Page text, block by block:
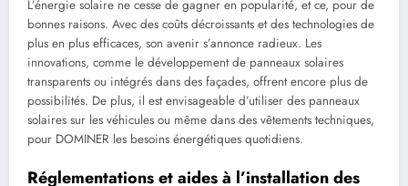
L’énergie solaire ne cesse de gagner en popularité, et ce, pour de
bonnes raisons. Avec des coûts décroissants et des technologies de
plus en plus efficaces, son avenir s’annonce radieux. Les
innovations, comme le développement de panneaux solaires
transparents ou intégrés dans des façades, offrent encore plus de
possibilités. De plus, il est envisageable d’utiliser des panneaux
solaires sur les véhicules ou même dans des vêtements techniques,
pour DOMINER les besoins énergétiques quotidiens.
Réglementations et aides à l’installation des